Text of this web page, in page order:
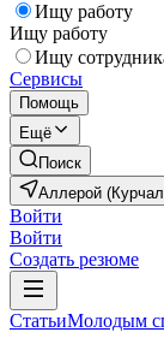
Ищу работу
Ищу работу
Ищу
Сервисы
Помощь
Ещё
Поиск
Аллерой
Войти
Войти
Создать резюме
СтатьиМолодым